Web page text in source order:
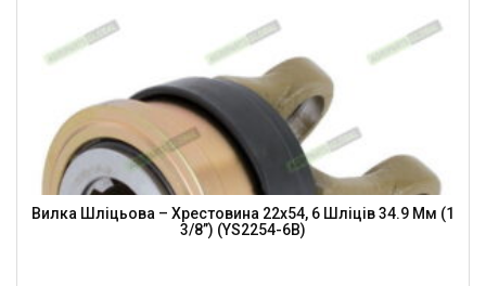
Вилка Шліцьова – Хрестовина 22х54, 6 Шліців 34.9 Мм (1
3/8”) (YS2254-6B)